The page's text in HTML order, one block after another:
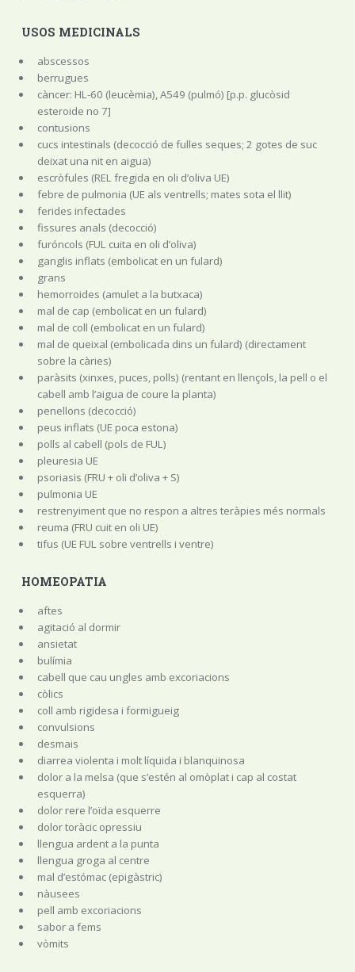
USOS MEDICINALS
abscessos
berrugues
càncer: HL-60 (leucèmia), A549 (pulmó) [p.p. glucòsid
esteroide no 7]
contusions
cucs intestinals (decocció de fulles seques; 2 gotes de suc
deixat una nit en aigua)
escròfules (REL fregida en oli d’oliva UE)
febre de pulmonia (UE als ventrells; mates sota el llit)
ferides infectades
fissures anals (decocció)
furóncols (FUL cuita en oli d’oliva)
ganglis inflats (embolicat en un fulard)
grans
hemorroides (amulet a la butxaca)
mal de cap (embolicat en un fulard)
mal de coll (embolicat en un fulard)
mal de queixal (embolicada dins un fulard) (directament
sobre la càries)
paràsits (xinxes, puces, polls) (rentant en llençols, la pell o el
cabell amb l’aigua de coure la planta)
penellons (decocció)
peus inflats (UE poca estona)
polls al cabell (pols de FUL)
pleuresia UE
psoriasis (FRU + oli d’oliva + S)
pulmonia UE
restrenyiment que no respon a altres teràpies més normals
reuma (FRU cuit en oli UE)
tifus (UE FUL sobre ventrells i ventre)
HOMEOPATIA
aftes
agitació al dormir
ansietat
bulímia
cabell que cau ungles amb excoriacions
còlics
coll amb rigidesa i formigueig
convulsions
desmais
diarrea violenta i molt líquida i blanquinosa
dolor a la melsa (que s’estén al omòplat i cap al costat
esquerra)
dolor rere l’oïda esquerre
dolor toràcic opressiu
llengua ardent a la punta
llengua groga al centre
mal d’estómac (epigàstric)
nàusees
pell amb excoriacions
sabor a fems
vòmits